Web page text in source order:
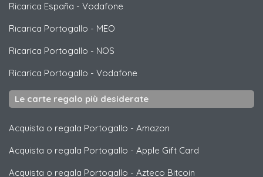
Ricarica España - Vodafone
Ricarica Portogallo - MEO
Ricarica Portogallo - NOS
Ricarica Portogallo - Vodafone
Le carte regalo più desiderate
Acquista o regala Portogallo - Amazon
Acquista o regala Portogallo - Apple Gift Card
Acquista o regala Portogallo - Azteco Bitcoin